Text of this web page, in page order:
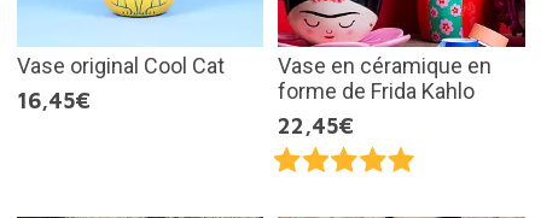
Vase original Cool Cat
16,45€
Vase en céramique en
forme de Frida Kahlo
22,45€